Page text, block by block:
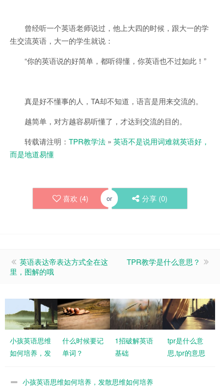
曾经听一个英语老师说过，他上大四的时候，跟大一的学
生交流英语，大一的学生就说：
“你的英语说的好简单，都听得懂，你英语也不过如此！”
真是好不懂事的人，TA却不知道，语言是用来交流的。
​越简单，对方越容易听懂了，才达到交流的目的。
转载请注明： TPR教学法 » 英语不是说用词难就英语好，
而是地道易懂
喜欢 (4) or 分享 (0)
英语表达帝表达方式全在这
里，图解的哦
TPR教学是什么意思？
小孩英语思维
如何培养，发
什么时候要记
单词？
1招破解英语
基础
tpr是什么意
思,tpr的意思
小孩英语思维如何培养，发散思维如何培养